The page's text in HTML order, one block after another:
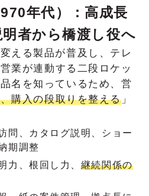
年代）：高成長
者から橋渡し役へ
える製品が普及し、テレ
業が連動する二段ロケッ
名を知っているため、営
購入の段取りを整える」
問、カタログ説明、ショー
期調整
力、根回し力、 継続関係の